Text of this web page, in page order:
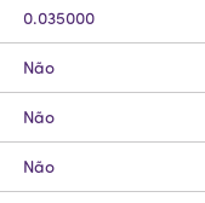
0.035000
Não
Não
Não